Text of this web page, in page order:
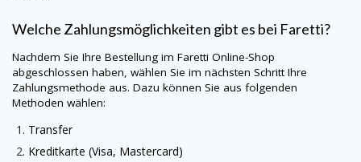
Welche Zahlungsmöglichkeiten gibt es bei Faretti?
Nachdem Sie Ihre Bestellung im Faretti Online-Shop
abgeschlossen haben, wählen Sie im nächsten Schritt Ihre
Zahlungsmethode aus. Dazu können Sie aus folgenden
Methoden wählen:
Transfer
Kreditkarte (Visa, Mastercard)